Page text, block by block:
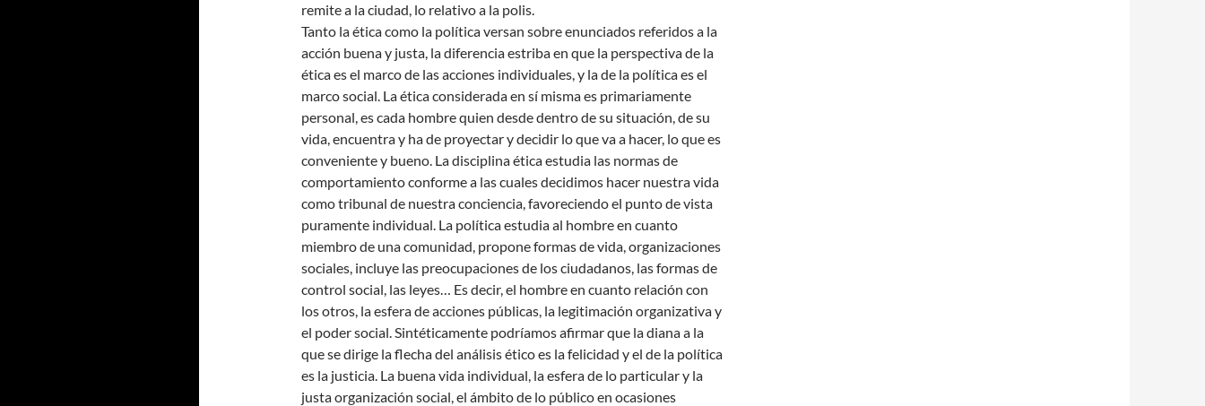
remite a la ciudad, lo relativo a la polis.
Tanto la ética como la política versan sobre enunciados referidos a la
acción buena y justa, la diferencia estriba en que la perspectiva de la
ética es el marco de las acciones individuales, y la de la política es el
marco social. La ética considerada en sí misma es primariamente
personal, es cada hombre quien desde dentro de su situación, de su
vida, encuentra y ha de proyectar y decidir lo que va a hacer, lo que es
conveniente y bueno. La disciplina ética estudia las normas de
comportamiento conforme a las cuales decidimos hacer nuestra vida
como tribunal de nuestra conciencia, favoreciendo el punto de vista
puramente individual. La política estudia al hombre en cuanto
miembro de una comunidad, propone formas de vida, organizaciones
sociales, incluye las preocupaciones de los ciudadanos, las formas de
control social, las leyes… Es decir, el hombre en cuanto relación con
los otros, la esfera de acciones públicas, la legitimación organizativa y
el poder social. Sintéticamente podríamos afirmar que la diana a la
que se dirige la flecha del análisis ético es la felicidad y el de la política
es la justicia. La buena vida individual, la esfera de lo particular y la
justa organización social, el ámbito de lo público en ocasiones